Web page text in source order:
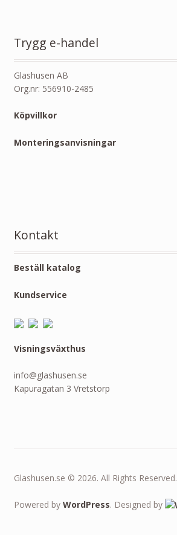
Trygg e-handel
Glashusen AB
Org.nr: 556910-2485
Köpvillkor
Monteringsanvisningar
Kontakt
Beställ katalog
Kundservice
Visningsväxthus
info@glashusen.se
Kapuragatan 3 Vretstorp
Glashusen.se © 2026. All Rights Reserved.
Powered by WordPress. Designed by